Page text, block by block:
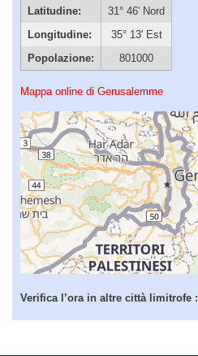
Latitudine:
31° 46' Nord
Longitudine:
35° 13' Est
Popolazione:
801000
Mappa online di Gerusalemme
Verifica l’ora in altre città limitrofe :